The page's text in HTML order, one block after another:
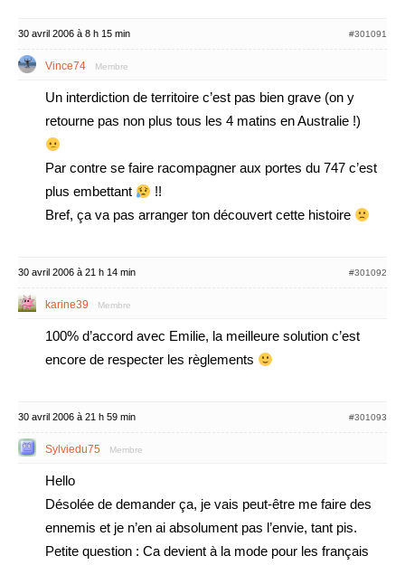
30 avril 2006 à 8 h 15 min #301091
Vince74 Membre
Un interdiction de territoire c’est pas bien grave (on y
retourne pas non plus tous les 4 matins en Australie !)
Par contre se faire racompagner aux portes du 747 c’est
plus embettant
!!
Bref, ça va pas arranger ton découvert cette histoire
30 avril 2006 à 21 h 14 min #301092
karine39 Membre
100% d’accord avec Emilie, la meilleure solution c’est
encore de respecter les règlements
30 avril 2006 à 21 h 59 min #301093
Sylviedu75 Membre
Hello
Désolée de demander ça, je vais peut-être me faire des
ennemis et je n’en ai absolument pas l’envie, tant pis.
Petite question : Ca devient à la mode pour les français